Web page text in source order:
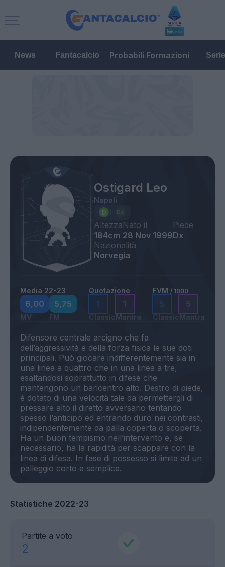
News Fantacalcio Probabili Formazioni
Ostigard Leo
Napoli
Altezza
184cm
Nato il
28 Nov 1999
Piede
Dx
Nazionalità
Norvegia
Media 22-23
6,00
MV
5,75
FM
Quotazione
1
Classic
1
Mantra
FVM / 1000
5
Classic
5
Mantra
Difensore centrale arcigno che fa
dell’aggressività e della forza fisica le sue doti
principali. Può giocare indifferentemente sia in
una linea a quattro che in una linea a tre,
esaltandosi soprattutto in difese che
mantengono un baricentro alto. Destro di piede,
è dotato di una velocità tale da permettergli di
pressare alto il diretto avversario tentando
spesso l’anticipo ed entrando duro nei contrasti,
indipendentemente da palla coperta o scoperta.
Ha un buon tempismo nell’intervento e, se
necessario, ha la rapidità per scappare con la
linea di difesa. In fase di possesso si limita ad un
Statistiche 2022-23
Partite a voto
2